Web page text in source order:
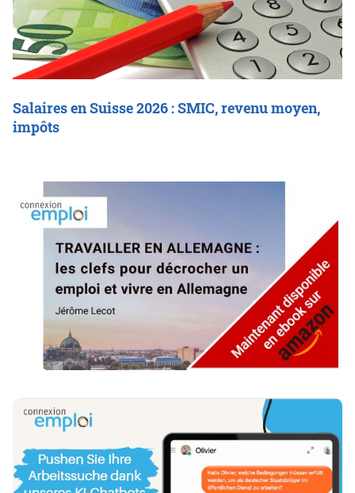
Salaires en Suisse 2026 : SMIC, revenu moyen,
impôts